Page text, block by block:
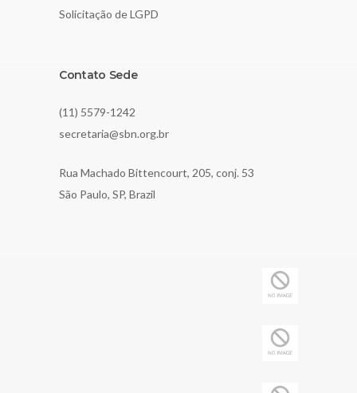
Solicitação de LGPD
Contato Sede
(11) 5579-1242
secretaria@sbn.org.br
Rua Machado Bittencourt, 205, conj. 53
São Paulo, SP, Brazil